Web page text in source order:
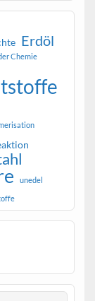
Erdöl
Chemie
unedel